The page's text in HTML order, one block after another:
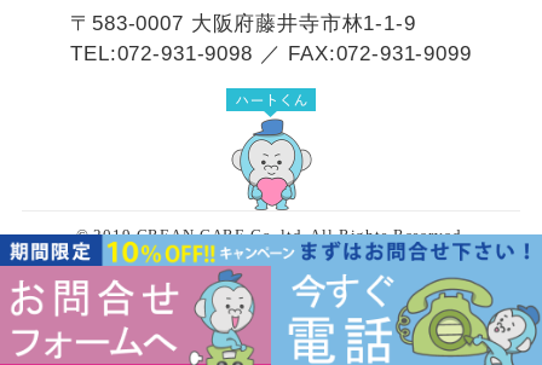
〒583-0007 大阪府藤井寺市林1-1-9
TEL:072-931-9098 ／ FAX:072-931-9099
© 2019 CREAN CARE Co.,ltd. All Rights Reserved.